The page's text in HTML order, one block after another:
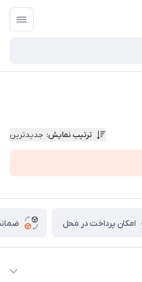
ترتیب نمایش: جدیدترین
امکان پرداخت در محل